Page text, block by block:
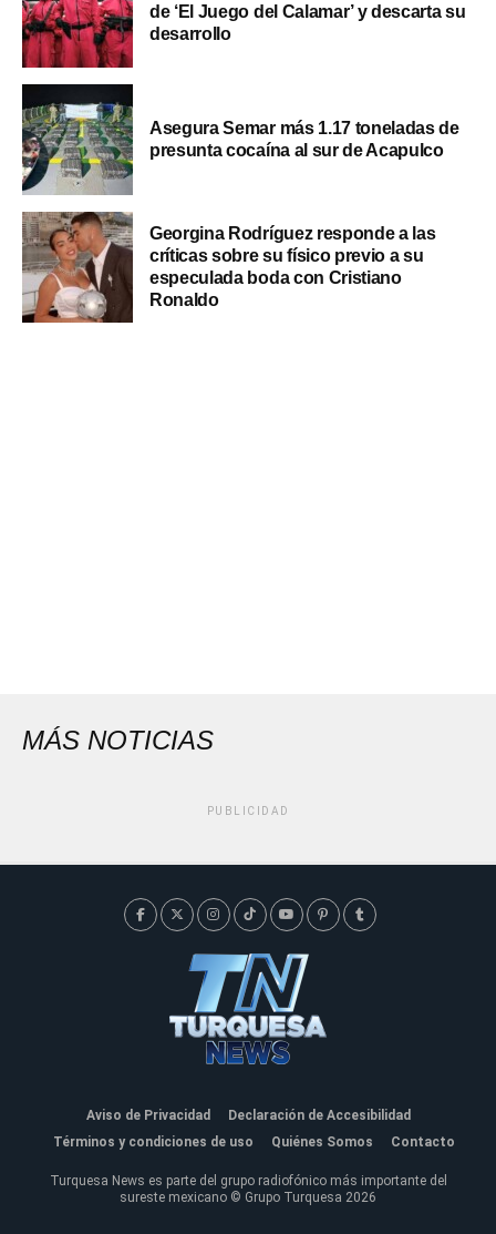
de ‘El Juego del Calamar’ y descarta su
desarrollo
Asegura Semar más 1.17 toneladas de
presunta cocaína al sur de Acapulco
Georgina Rodríguez responde a las
críticas sobre su físico previo a su
especulada boda con Cristiano
Ronaldo
MÁS NOTICIAS
PUBLICIDAD
Aviso de Privacidad
Declaración de Accesibilidad
Términos y condiciones de uso
Quiénes Somos Contacto
Turquesa News es parte del grupo radiofónico más importante del
sureste mexicano © Grupo Turquesa 2026